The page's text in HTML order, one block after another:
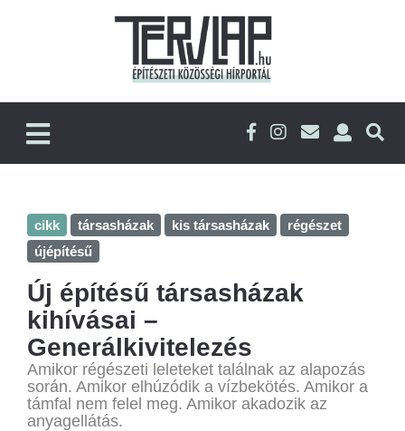
cikk társasházak kis társasházak
régészet
újépítésű
Új építésű társasházak
kihívásai –
Generálkivitelezés
Amikor régészeti leleteket találnak az alapozás
során. Amikor elhúzódik a vízbekötés. Amikor a
támfal nem felel meg. Amikor akadozik az
anyagellátás.